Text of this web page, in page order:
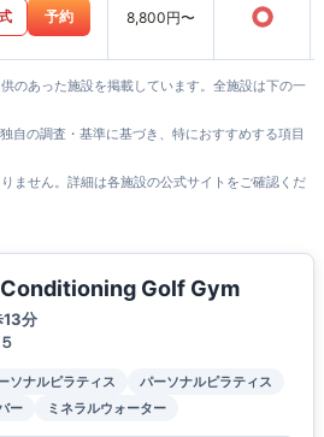
予約 8,800円〜 ○
のあった施設を掲載しています。全施設は下の一
自の調査・基準に基づき、特におすすめする項目
ません。詳細は各施設の公式サイトをご確認くだ
Golf Gym
13分
ソナルピラティス
パーソナルピラティス
ー ミネラルウォーター